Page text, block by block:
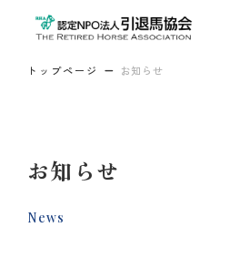
トップページ お知らせ
お知らせ
News